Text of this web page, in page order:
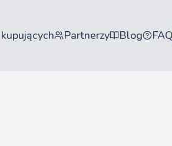
Partnerzy Blog FAQ